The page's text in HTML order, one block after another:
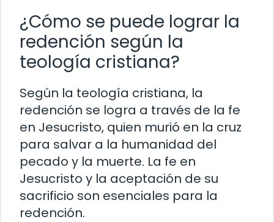
¿Cómo se puede lograr la
redención según la
teología cristiana?
Según la teología cristiana, la
redención se logra a través de la fe
en Jesucristo, quien murió en la cruz
para salvar a la humanidad del
pecado y la muerte. La fe en
Jesucristo y la aceptación de su
sacrificio son esenciales para la
redención.